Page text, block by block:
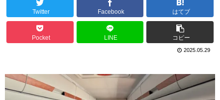
Twitter Facebook はてブ
Pocket LINE コピー
2025.05.29